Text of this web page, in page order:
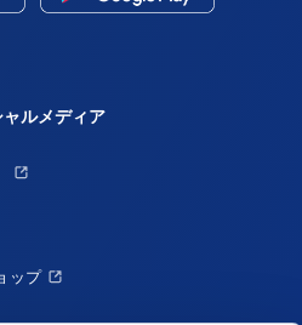
ルメディア
ップ